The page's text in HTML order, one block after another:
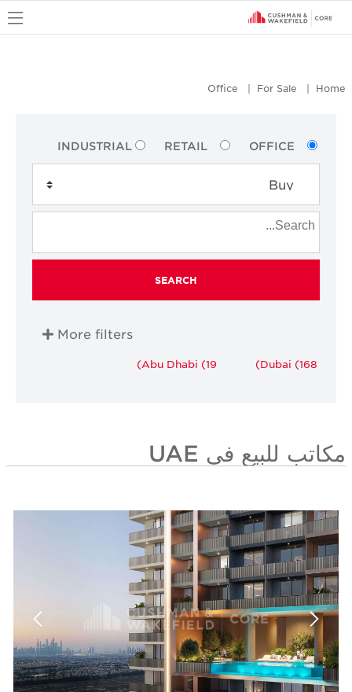
Home
For Sale
Office
OFFICE
RETAIL
INDUSTRIAL
SEARCH
More filters
Dubai (168)
Abu Dhabi (19)
مكاتب للبيع في UAE